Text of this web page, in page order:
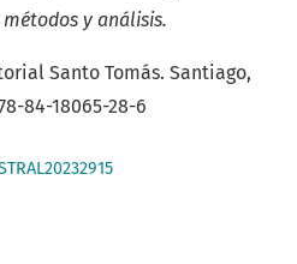
y análisis.
Santo Tomás. Santiago,
84-18065-28-6